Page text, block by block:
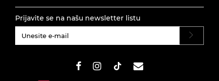
Prijavite se na našu newsletter listu